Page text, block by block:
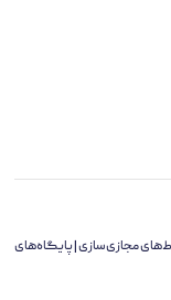
مجازی‌سازی | پایگاه‌های